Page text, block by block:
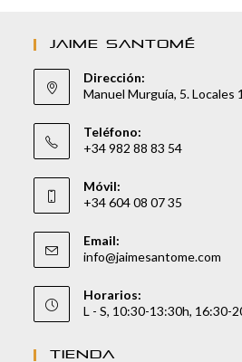
JAIME SANTOMÉ
Dirección:
Manuel Murguía, 5. Locales
Teléfono:
+34 982 88 83 54
Móvil:
+34 604 08 07 35
Email:
info@jaimesantome.com
Horarios:
L - S, 10:30-13:30h, 16:30-
TIENDA